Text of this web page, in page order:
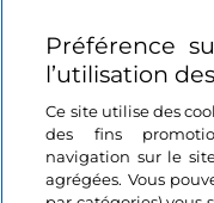
Se connecter
Suivez-nous
Préférence
l’utilisation
Ce site utilise des
des fins
navigation sur le
agrégées. Vous